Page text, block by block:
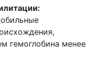
гемоглобина менее